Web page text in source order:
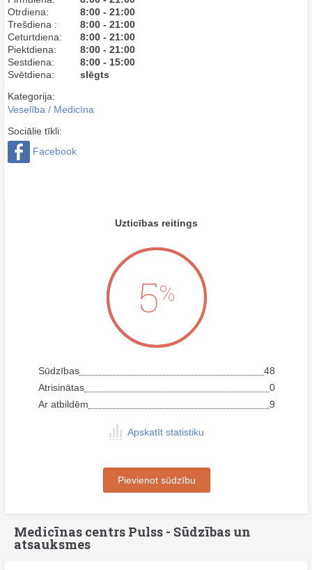
Otrdiena:
8:00 - 21:00
Trešdiena :
8:00 - 21:00
Ceturtdiena:
8:00 - 21:00
Piektdiena:
8:00 - 21:00
Sestdiena:
8:00 - 15:00
Svētdiena:
slēgts
Kategorija:
Veselība / Medicīna
Sociālie tīkli:
Facebook
Uzticības reitings
5%
Sūdzības
48
Atrisinātas
0
Ar atbildēm
9
Apskatīt statistiku
Pievienot sūdzību
Medicīnas centrs Pulss - Sūdzības un
atsauksmes